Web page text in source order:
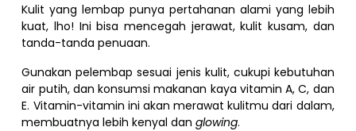
Kulit yang lembap punya pertahanan alami yang lebih
kuat, lho! Ini bisa mencegah jerawat, kulit kusam, dan
tanda-tanda penuaan.
Gunakan pelembap sesuai jenis kulit, cukupi kebutuhan
air putih, dan konsumsi makanan kaya vitamin A, C, dan
E. Vitamin-vitamin ini akan merawat kulitmu dari dalam,
membuatnya lebih kenyal danglowing.